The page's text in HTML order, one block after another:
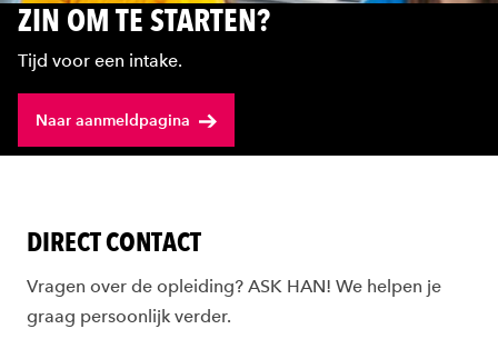
ZIN OM TE STARTEN?
Tijd voor een intake.
Naar aanmeldpagina
DIRECT CONTACT
Vragen over de opleiding? ASK HAN! We helpen je
graag persoonlijk verder.